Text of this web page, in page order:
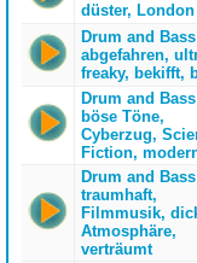
düster, London
Drum and
abgefahren,
freaky, bekifft,
Drum and
böse Töne,
Cyberzug,
Fiction,
Drum and
traumhaft,
Filmmusik,
Atmosphäre,
verträumt